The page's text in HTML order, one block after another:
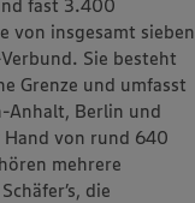
fast 3.400
von insgesamt sieben
Sie besteht
Grenze und umfasst
Anhalt, Berlin und
von rund 640
mehrere
Schäfer’s, die